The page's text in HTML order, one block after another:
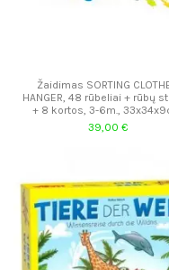
Žaidimas SORTING
HANGER, 48 rūbeliai + rūbų
+ 8 kortos, 3-6m.,
39,00 €